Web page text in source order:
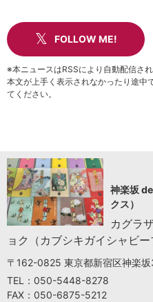
FOLLOW ME!
※本ニュースはRSSにより自動配信され
本文が上手く表示されなかったり途中
てください。
神楽坂
クス）
カグラ
ョク（カブシキガイシャビー
〒162-0825 東京都新宿区神楽
TEL：050-5448-8278
FAX：050-6875-5212